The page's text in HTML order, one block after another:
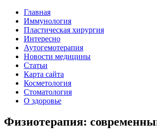
Главная
Иммунология
Пластическая хирургия
Интересно
Аутогемотерапия
Новости медицины
Статьи
Карта сайта
Косметология
Стоматология
О здоровье
Физиотерапия: